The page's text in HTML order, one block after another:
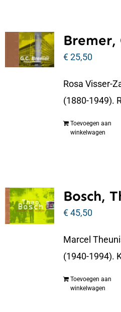
Bremer,
€25,50
Rosa Visser-
(1880-1949).
Toevoegen aan
winkelwagen
Bosch,
€45,50
Marcel
(1940-1994).
Toevoegen aan
winkelwagen